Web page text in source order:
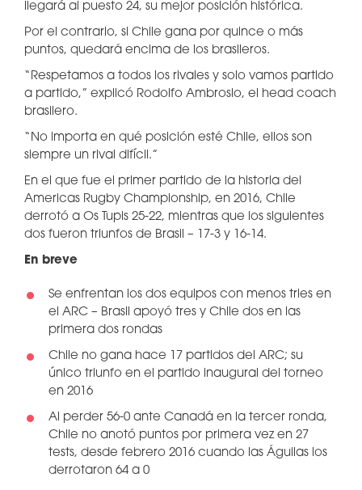
llegará al puesto 24, su mejor posición histórica.
Por el contrario, si Chile gana por quince o más
puntos, quedará encima de los brasileros.
“Respetamos a todos los rivales y solo vamos partido
a partido,” explicó Rodolfo Ambrosio, el head coach
brasilero.
“No importa en qué posición esté Chile, ellos son
siempre un rival difícil.”
En el que fue el primer partido de la historia del
Americas Rugby Championship, en 2016, Chile
derrotó a Os Tupis 25-22, mientras que los siguientes
dos fueron triunfos de Brasil – 17-3 y 16-14.
En breve
Se enfrentan los dos equipos con menos tries en
el ARC – Brasil apoyó tres y Chile dos en las
primera dos rondas
Chile no gana hace 17 partidos del ARC; su
único triunfo en el partido inaugural del torneo
en 2016
Al perder 56-0 ante Canadá en la tercer ronda,
Chile no anotó puntos por primera vez en 27
tests, desde febrero 2016 cuando las Águilas los
derrotaron 64 a 0